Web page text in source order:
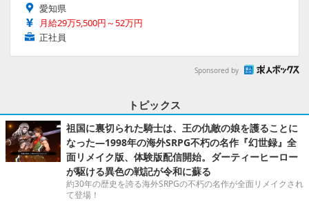
愛知県
月給29万5,500円～52万円
正社員
Sponsored by
トピックス
祖国に裏切られた騎士は、王の仇敵の娘を護ることに
なった―1998年の海外SRPG不朽の名作『幻世録』全
面リメイク版、体験版配信開始。ダーティーヒーロー
が駆ける異色の戦記が令和に蘇る
約30年の歴史を誇る海外SRPGの不朽の名作が全面リメイクされ
て登場！